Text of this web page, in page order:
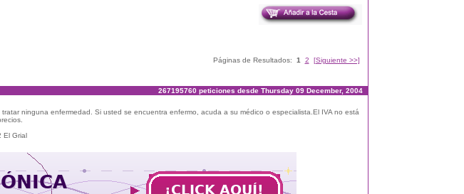
Páginas de Resultados: 1 2 [Siguiente >>]
267195760 peticiones desde Thursday 09 December, 2004
ninguna enfermedad. Si usted se encuentra enfermo, acuda a su médico o especialista.El IVA no está
El Grial